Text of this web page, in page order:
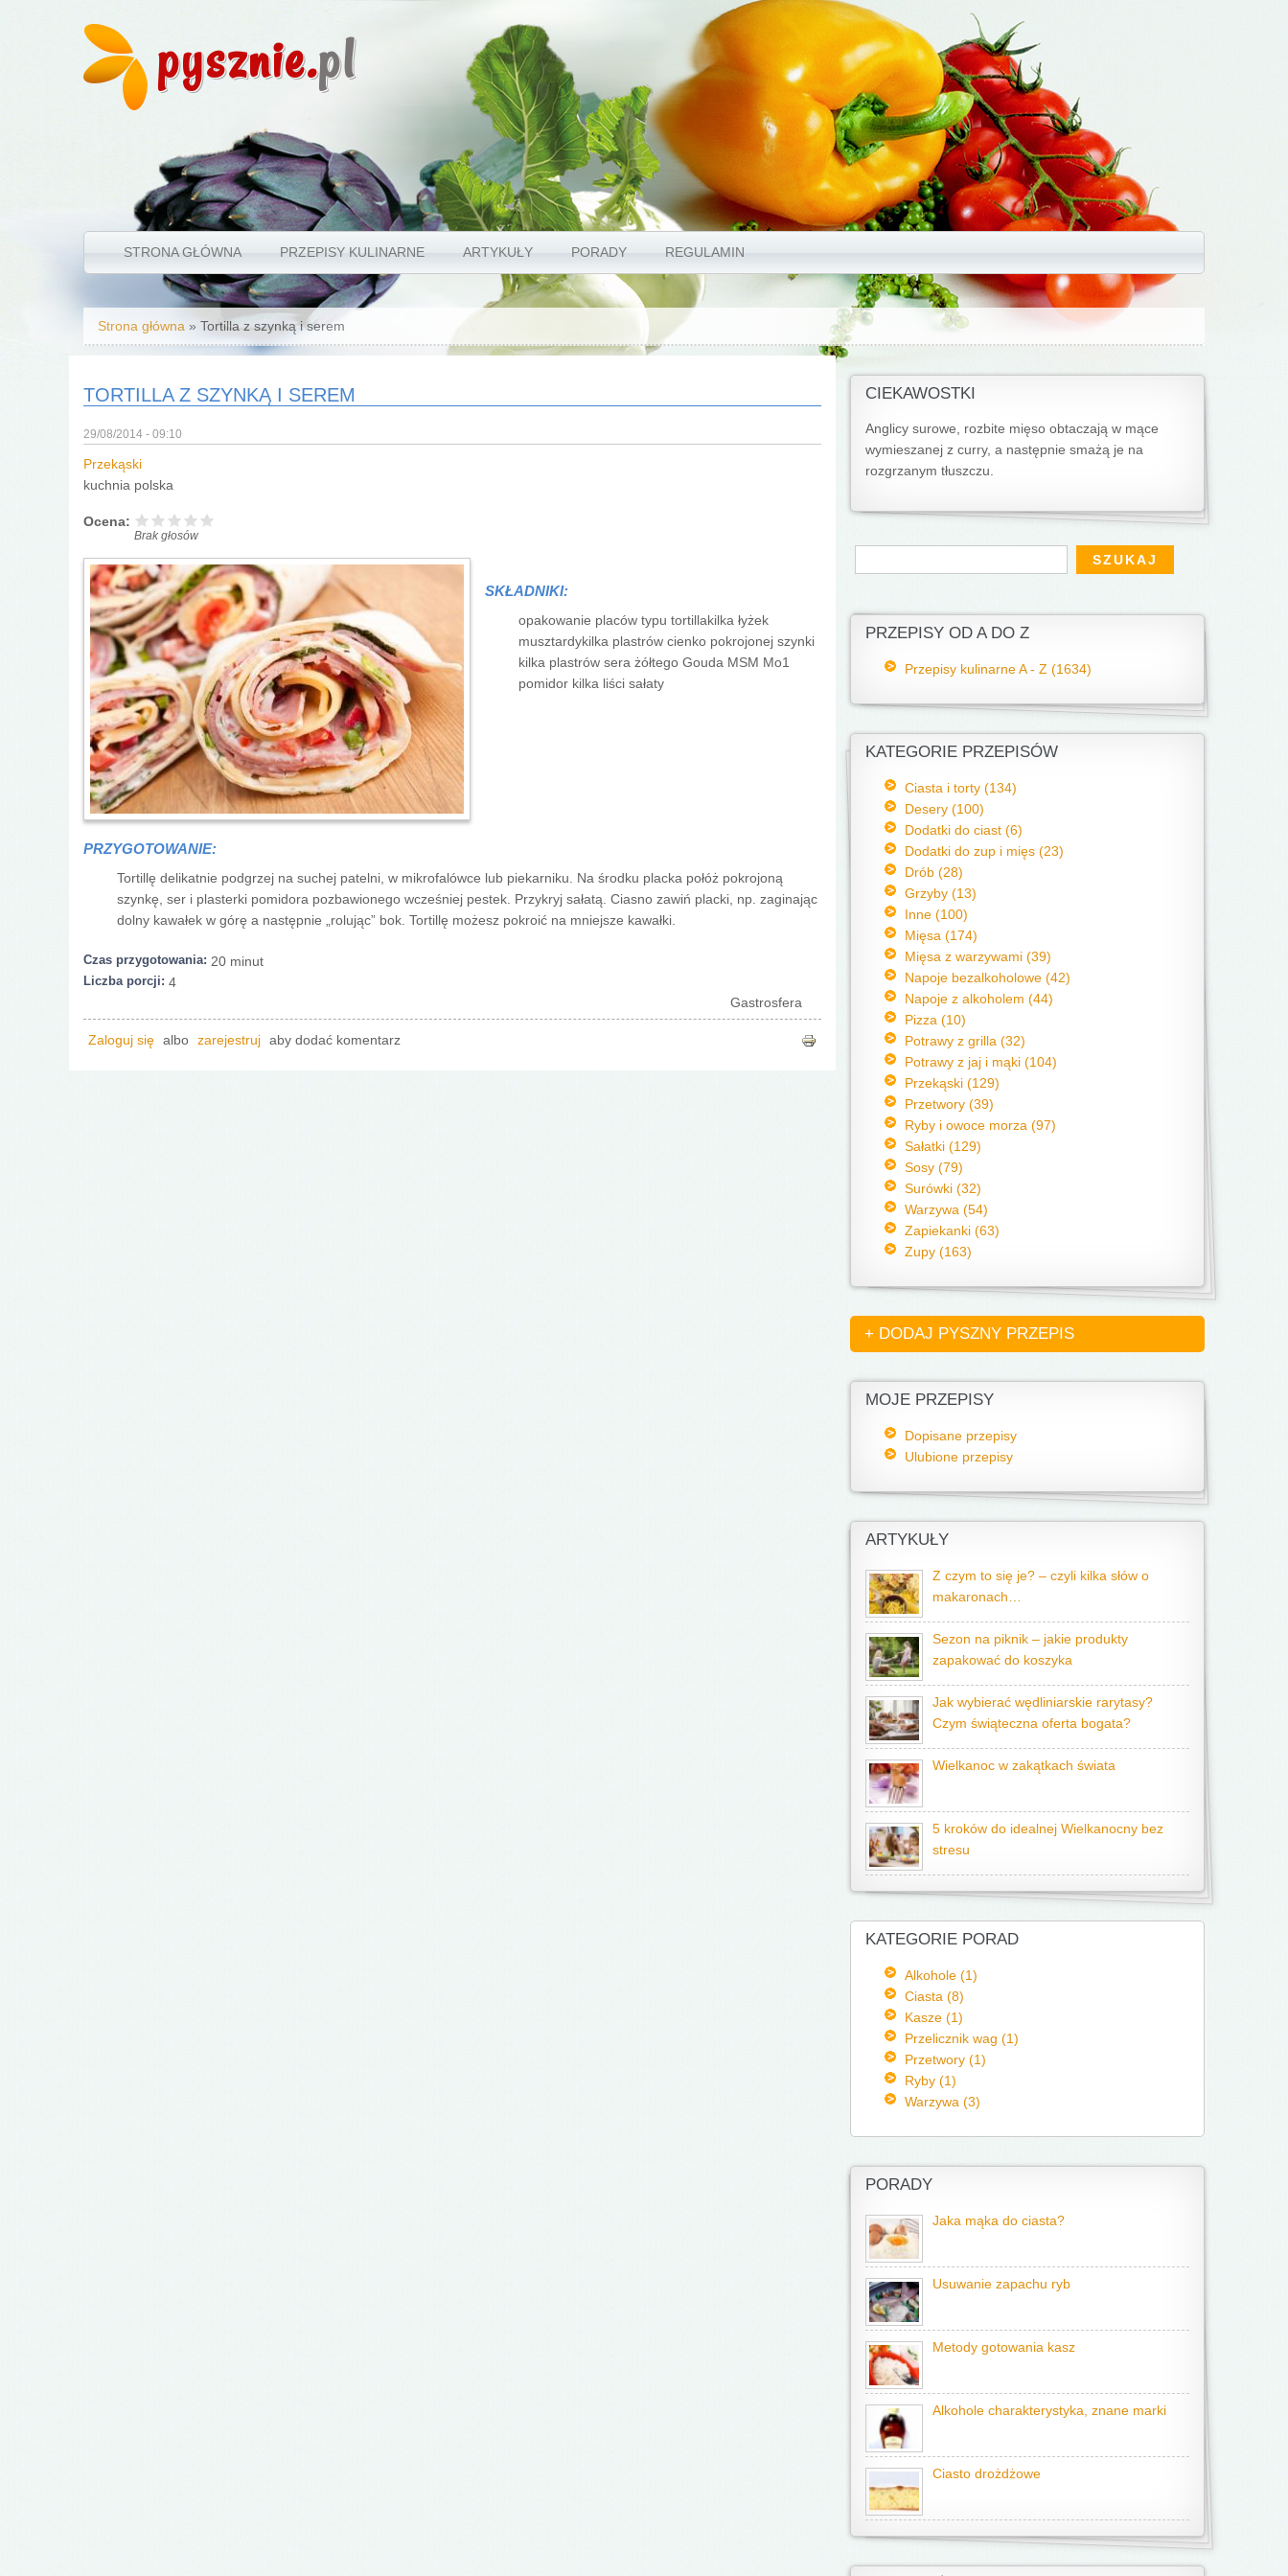
pysznie.pl
STRONA GŁÓWNA PRZEPISY KULINARNE ARTYKUŁY PORADY REGULAMIN
Jesteś tutaj
Strona główna » Tortilla z szynką i serem
TORTILLA Z SZYNKĄ I SEREM
29/08/2014 - 09:10
Przekąski
kuchnia polska
Ocena:
Brak głosów
SKŁADNIKI:
opakowanie placów typu tortillakilka łyżek
musztardykilka plastrów cienko pokrojonej szynki
kilka plastrów sera żółtego Gouda MSM Mo1
pomidor kilka liści sałaty
PRZYGOTOWANIE:
Tortillę delikatnie podgrzej na suchej patelni, w mikrofalówce lub piekarniku. Na środku placka połóż pokrojoną
szynkę, ser i plasterki pomidora pozbawionego wcześniej pestek. Przykryj sałatą. Ciasno zawiń placki, np. zaginając
dolny kawałek w górę a następnie „rolując” bok. Tortillę możesz pokroić na mniejsze kawałki.
Czas przygotowania: 20 minut
Liczba porcji: 4
Gastrosfera
Zaloguj się albo zarejestruj aby dodać komentarz
CIEKAWOSTKI
Anglicy surowe, rozbite mięso obtaczają w mące
wymieszanej z curry, a następnie smażą je na
rozgrzanym tłuszczu.
Formularz wyszukiwania
Szukaj
PRZEPISY OD A DO Z
Przepisy kulinarne A - Z (1634)
KATEGORIE PRZEPISÓW
Ciasta i torty (134)
Desery (100)
Dodatki do ciast (6)
Dodatki do zup i mięs (23)
Drób (28)
Grzyby (13)
Inne (100)
Mięsa (174)
Mięsa z warzywami (39)
Napoje bezalkoholowe (42)
Napoje z alkoholem (44)
Pizza (10)
Potrawy z grilla (32)
Potrawy z jaj i mąki (104)
Przekąski (129)
Przetwory (39)
Ryby i owoce morza (97)
Sałatki (129)
Sosy (79)
Surówki (32)
Warzywa (54)
Zapiekanki (63)
Zupy (163)
+ DODAJ PYSZNY PRZEPIS
MOJE PRZEPISY
Dopisane przepisy
Ulubione przepisy
ARTYKUŁY
Z czym to się je? – czyli kilka słów o
makaronach…
Sezon na piknik – jakie produkty
zapakować do koszyka
Jak wybierać wędliniarskie rarytasy?
Czym świąteczna oferta bogata?
Wielkanoc w zakątkach świata
5 kroków do idealnej Wielkanocny bez
stresu
KATEGORIE PORAD
Alkohole (1)
Ciasta (8)
Kasze (1)
Przelicznik wag (1)
Przetwory (1)
Ryby (1)
Warzywa (3)
PORADY
Jaka mąka do ciasta?
Usuwanie zapachu ryb
Metody gotowania kasz
Alkohole charakterystyka, znane marki
Ciasto drożdżowe